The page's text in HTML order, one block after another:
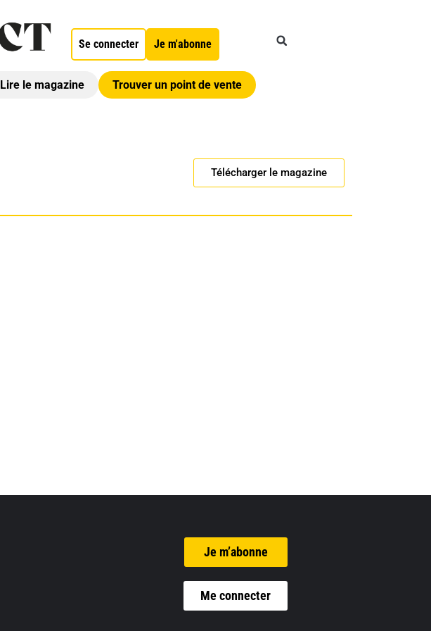
Se connecter Je m'abonne
Lire le magazine Trouver un point de vente
Télécharger le magazine
Je m’abonne
Me connecter